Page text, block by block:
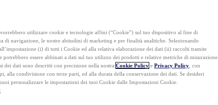
utilizzare cookie e tecnologie affini (“Cookie”) sul tuo dispositivo al fine di
di navigazione, le nostre abitudini di marketing e per finalità analitiche. Selezionando
all’impostazione (i) di tutti i Cookie ed alla relativa elaborazione dei dati (ii) raccolti tramite
potrebbero essere abbinati a dati sul tuo utilizzo dei prodotti e relative metriche di misurazione.
dei dati sono descritti con precisione nella nostra Cookie Policy e Privacy Policy , con
alla condivisione con terze parti, ed alla durata della conservazione dei dati. Se desideri
personalizzare le impostazioni dei tuoi Cookie dalle Impostazioni Cookie.